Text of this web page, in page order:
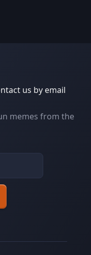
us by email
memes from the